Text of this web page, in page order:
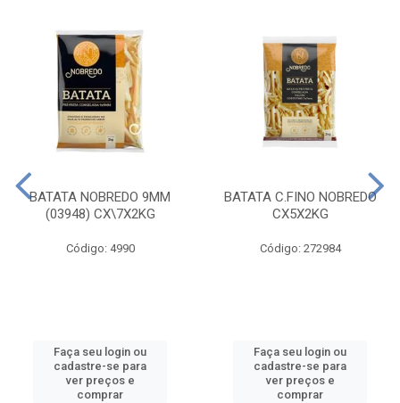
BATATA NOBREDO 9MM
(03948) CX\7X2KG
Código: 4990
Faça seu login ou
cadastre-se para
ver preços e
comprar
BATATA C.FINO NOBREDO
CX5X2KG
Código: 272984
Faça seu login ou
cadastre-se para
ver preços e
comprar